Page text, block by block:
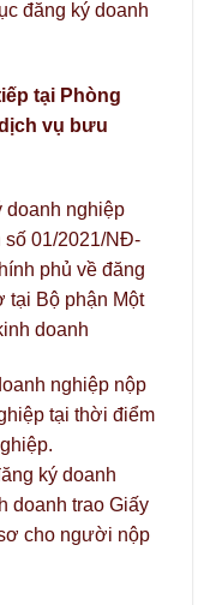
đăng ký doanh
tại Phòng
vụ bưu
doanh nghiệp
số 01/2021/NĐ-
phủ về đăng
tại Bộ phận Một
doanh
nghiệp nộp
tại thời điểm
ký doanh
doanh trao Giấy
cho người nộp